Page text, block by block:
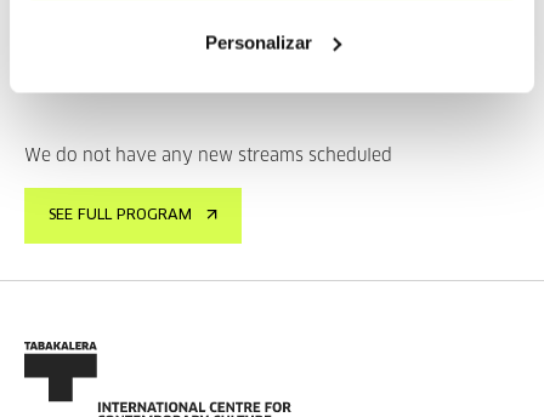
Personalizar
We do not have any new streams scheduled
SEE FULL PROGRAM